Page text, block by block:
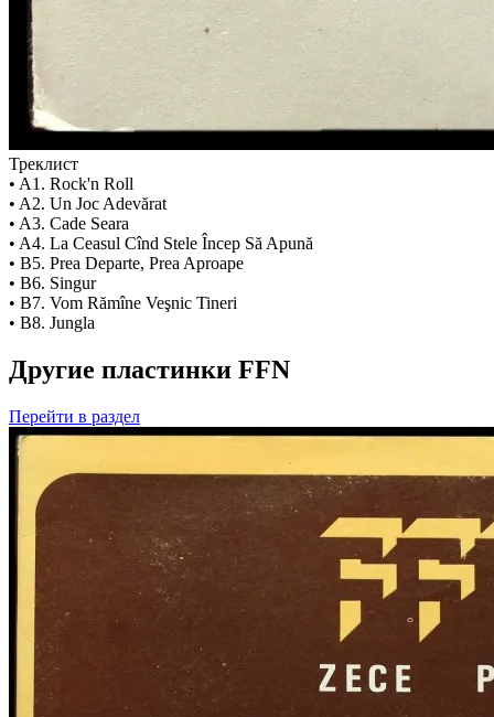
Треклист
• A1. Rock'n Roll
• A2. Un Joc Adevărat
• A3. Cade Seara
• A4. La Ceasul Cînd Stele Încep Să Apună
• B5. Prea Departe, Prea Aproape
• B6. Singur
• B7. Vom Rămîne Veşnic Tineri
• B8. Jungla
Другие пластинки FFN
Перейти в раздел